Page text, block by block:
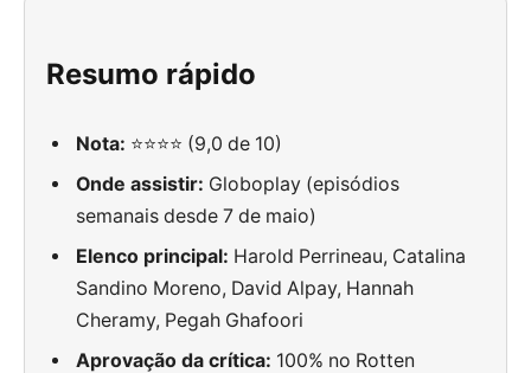
Resumo rápido
Nota: ⭐⭐⭐⭐ (9,0 de 10)
Onde assistir: Globoplay (episódios
semanais desde 7 de maio)
Elenco principal: Harold Perrineau, Catalina
Sandino Moreno, David Alpay, Hannah
Cheramy, Pegah Ghafoori
Aprovação da crítica: 100% no Rotten